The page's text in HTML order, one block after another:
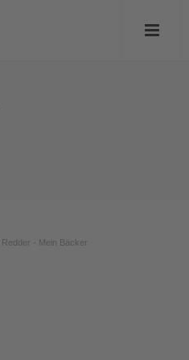
Redder - Mein Bäcker